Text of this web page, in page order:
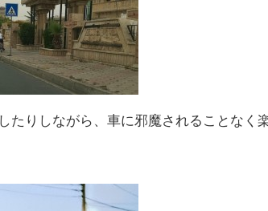
りしながら、車に邪魔されることなく